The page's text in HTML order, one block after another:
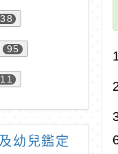
95
幼兒鑑定